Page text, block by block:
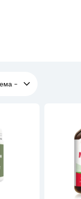
Ц и Е витамини
и болка
на бучава
на магнезиум се: